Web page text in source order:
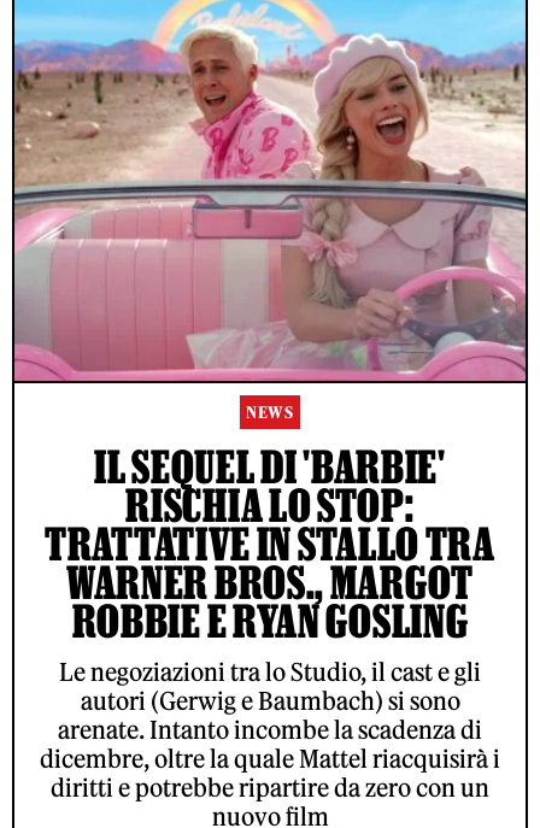
NEWS
IL SEQUEL DI 'BARBIE'
RISCHIA LO STOP:
TRATTATIVE IN STALLO TRA
WARNER BROS., MARGOT
ROBBIE E RYAN GOSLING
Le negoziazioni tra lo Studio, il cast e gli
autori (Gerwig e Baumbach) si sono
arenate. Intanto incombe la scadenza di
dicembre, oltre la quale Mattel riacquisirà i
diritti e potrebbe ripartire da zero con un
nuovo film